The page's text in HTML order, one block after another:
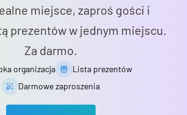
miejsce, zaproś gości i
prezentów w jednym miejscu.
Za darmo.
organizacja
Lista prezentów
Darmowe zaproszenia